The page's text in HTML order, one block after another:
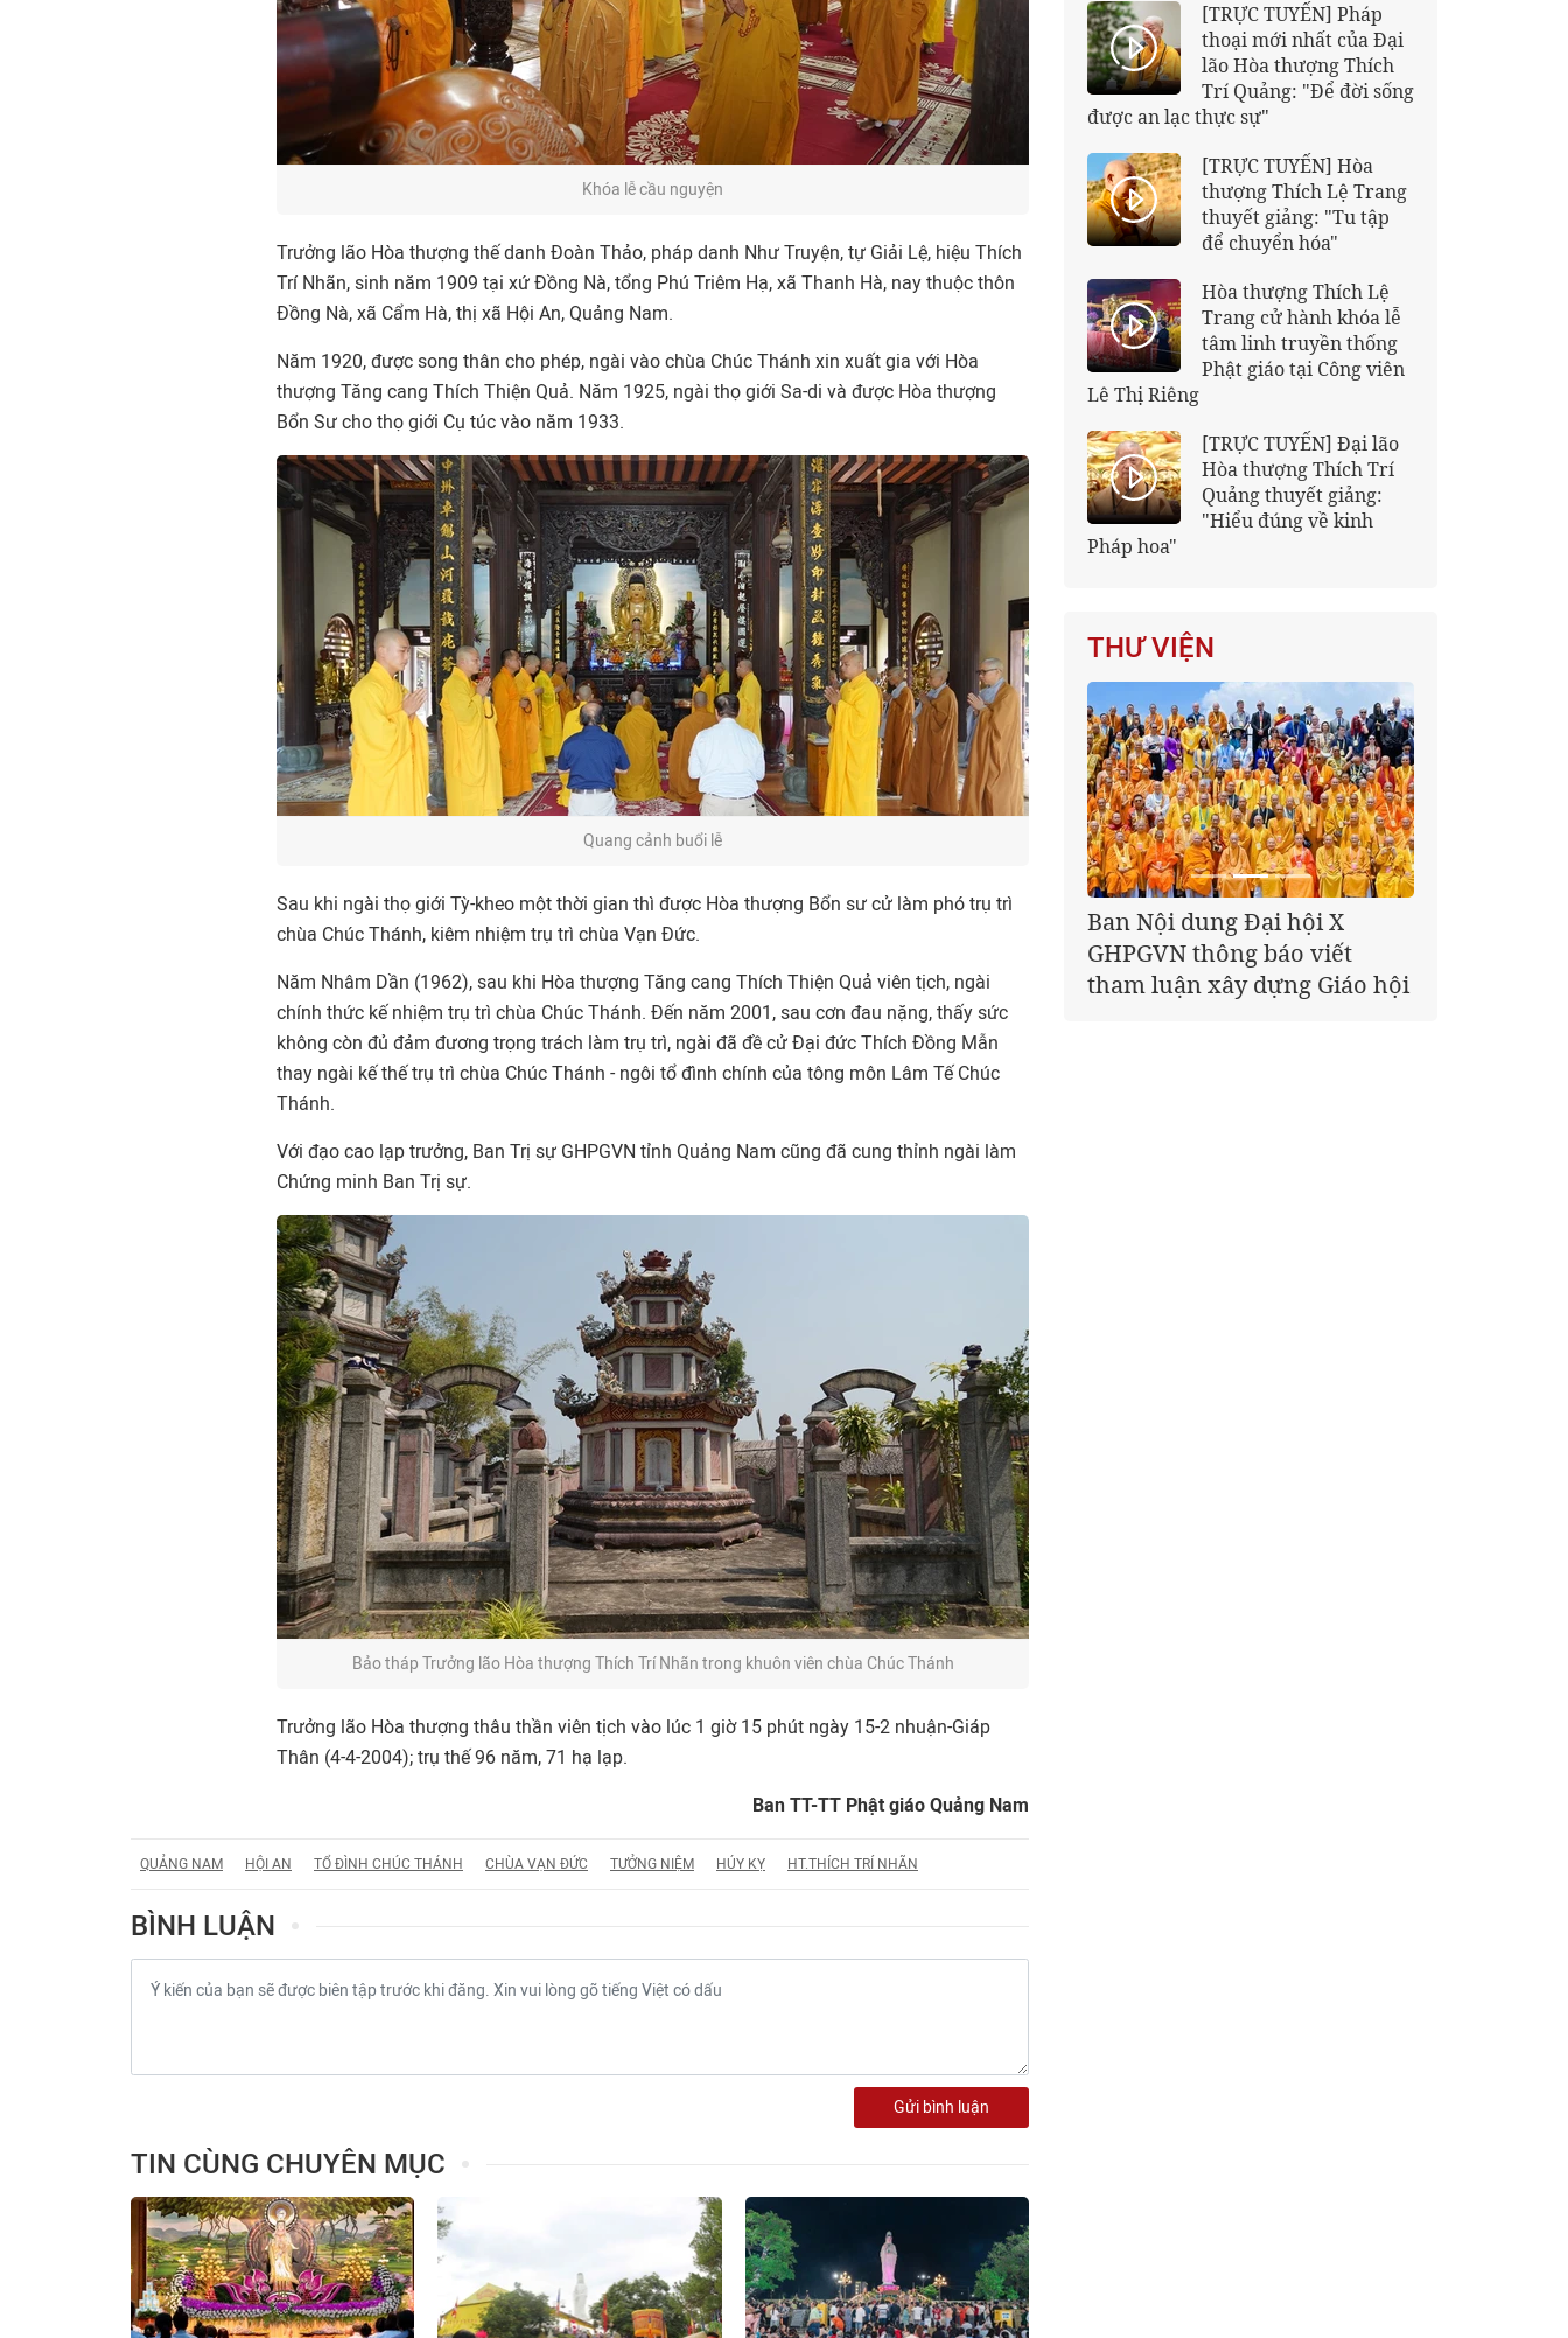
Khóa lễ cầu nguyện
Trưởng lão Hòa thượng thế danh Đoàn Thảo, pháp danh Như Truyện, tự Giải Lệ, hiệu Thích
Trí Nhãn, sinh năm 1909 tại xứ Đồng Nà, tổng Phú Triêm Hạ, xã Thanh Hà, nay thuộc thôn
Đồng Nà, xã Cẩm Hà, thị xã Hội An, Quảng Nam.
Năm 1920, được song thân cho phép, ngài vào chùa Chúc Thánh xin xuất gia với Hòa
thượng Tăng cang Thích Thiện Quả. Năm 1925, ngài thọ giới Sa-di và được Hòa thượng
Bổn Sư cho thọ giới Cụ túc vào năm 1933.
Quang cảnh buổi lễ
Sau khi ngài thọ giới Tỳ-kheo một thời gian thì được Hòa thượng Bổn sư cử làm phó trụ trì
chùa Chúc Thánh, kiêm nhiệm trụ trì chùa Vạn Đức.
Năm Nhâm Dần (1962), sau khi Hòa thượng Tăng cang Thích Thiện Quả viên tịch, ngài
chính thức kế nhiệm trụ trì chùa Chúc Thánh. Đến năm 2001, sau cơn đau nặng, thấy sức
không còn đủ đảm đương trọng trách làm trụ trì, ngài đã đề cử Đại đức Thích Đồng Mẫn
thay ngài kế thế trụ trì chùa Chúc Thánh - ngôi tổ đình chính của tông môn Lâm Tế Chúc
Thánh.
Với đạo cao lạp trưởng, Ban Trị sự GHPGVN tỉnh Quảng Nam cũng đã cung thỉnh ngài làm
Chứng minh Ban Trị sự.
Bảo tháp Trưởng lão Hòa thượng Thích Trí Nhãn trong khuôn viên chùa Chúc Thánh
Trưởng lão Hòa thượng thâu thần viên tịch vào lúc 1 giờ 15 phút ngày 15-2 nhuận-Giáp
Thân (4-4-2004); trụ thế 96 năm, 71 hạ lạp.
Ban TT-TT Phật giáo Quảng Nam
QUẢNG NAM HỘI AN TỔ ĐÌNH CHÚC THÁNH CHÙA VẠN ĐỨC TƯỞNG NIỆM HÚY KỴ HT.THÍCH TRÍ NHÃN
BÌNH LUẬN
Gửi bình luận
TIN CÙNG CHUYÊN MỤC
[TRỰC TUYẾN] Pháp
thoại mới nhất của Đại
lão Hòa thượng Thích
Trí Quảng: "Để đời sống
được an lạc thực sự"
[TRỰC TUYẾN] Hòa
thượng Thích Lệ Trang
thuyết giảng: "Tu tập
để chuyển hóa"
Hòa thượng Thích Lệ
Trang cử hành khóa lễ
tâm linh truyền thống
Phật giáo tại Công viên
Lê Thị Riêng
[TRỰC TUYẾN] Đại lão
Hòa thượng Thích Trí
Quảng thuyết giảng:
"Hiểu đúng về kinh
Pháp hoa"
THƯ VIỆN
Giáo hội kêu gọi Tăng Ni,
Phật tử cả nước thể hiện tấm
lòng tri ân trọn vẹn nghĩa